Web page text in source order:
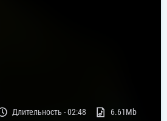
Длительность -02:48
6.61Mb